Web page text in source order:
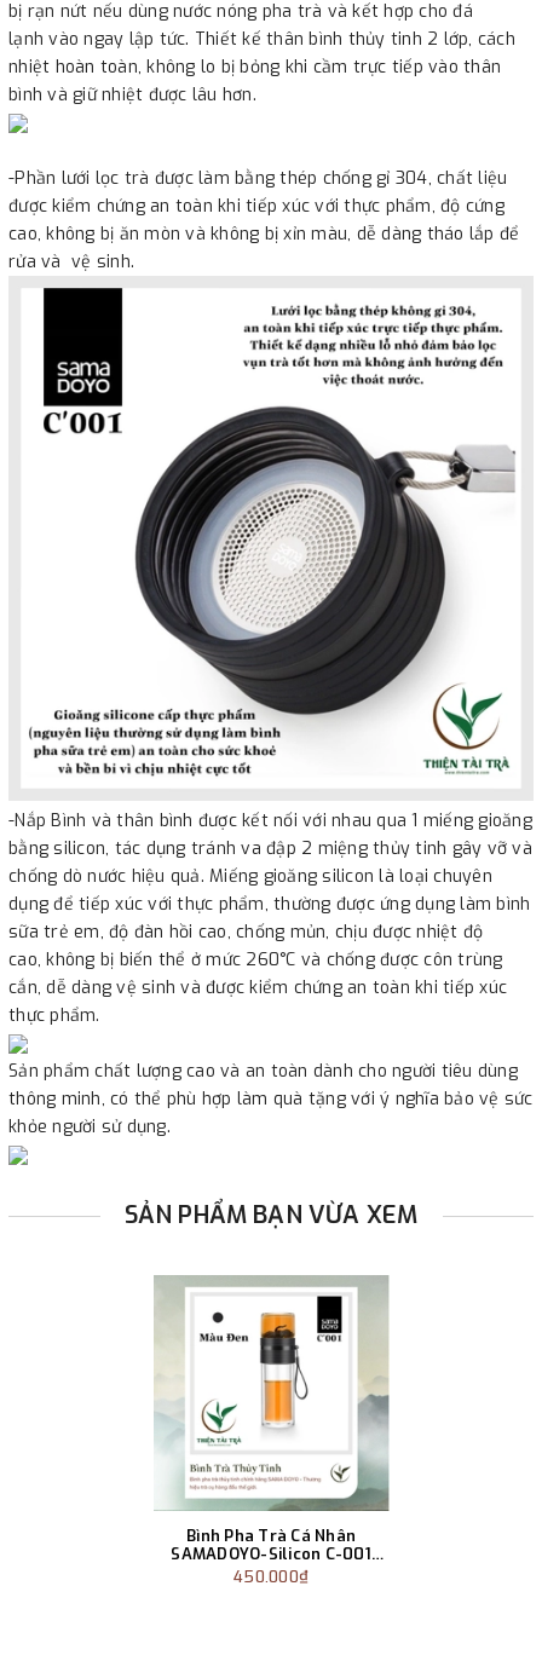
bị rạn nứt nếu dùng nước nóng pha trà và kết hợp cho đá
lạnh vào ngay lập tức. Thiết kế thân bình thủy tinh 2 lớp, cách
nhiệt hoàn toàn, không lo bị bỏng khi cầm trực tiếp vào thân
bình và giữ nhiệt được lâu hơn.
-Phần lưới lọc trà được làm bằng thép chống gỉ 304, chất liệu
được kiểm chứng an toàn khi tiếp xúc với thực phẩm, độ cứng
cao, không bị ăn mòn và không bị xỉn màu, dễ dàng tháo lắp để
rửa và vệ sinh.
-Nắp Bình và thân bình được kết nối với nhau qua 1 miếng gioăng
bằng silicon, tác dụng tránh va đập 2 miệng thủy tinh gây vỡ và
chống dò nước hiệu quả. Miếng gioăng silicon là loại chuyên
dụng để tiếp xúc với thực phẩm, thường được ứng dụng làm bình
sữa trẻ em, độ đàn hồi cao, chống mủn, chịu được nhiệt độ
cao, không bị biến thể ở mức 260°C và chống được côn trùng
cắn, dễ dàng vệ sinh và được kiểm chứng an toàn khi tiếp xúc
thực phẩm.
Sản phẩm chất lượng cao và an toàn dành cho người tiêu dùng
thông minh, có thể phù hợp làm quà tặng với ý nghĩa bảo vệ sức
khỏe người sử dụng.
SẢN PHẨM BẠN VỪA XEM
Bình Pha Trà Cá Nhân
SAMADOYO-Silicon C-001
(238ml)
450.000₫